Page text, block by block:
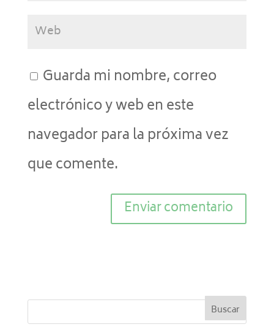
Guarda mi nombre, correo
electrónico y web en este
navegador para la próxima vez
que comente.